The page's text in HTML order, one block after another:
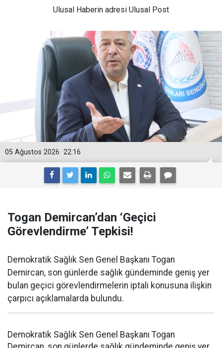
Ulusal Haberin adresi Ulusal Post
22:16
05 Ağustos 2026
Togan Demircan’dan ‘Geçici
Görevlendirme’ Tepkisi!
Demokratik Sağlık Sen Genel Başkanı Togan
Demircan, son günlerde sağlık gündeminde geniş yer
bulan geçici görevlendirmelerin iptali konusuna ilişkin
çarpıcı açıklamalarda bulundu.
Demokratik Sağlık Sen Genel Başkanı Togan